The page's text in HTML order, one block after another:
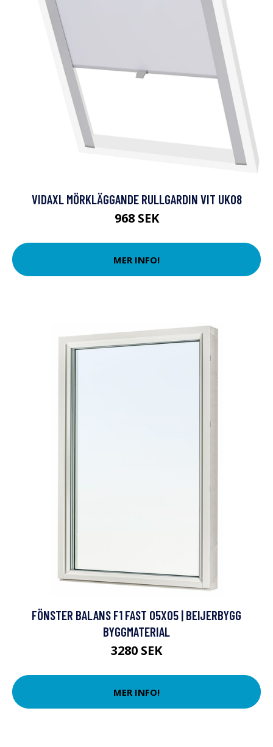
VIDAXL MÖRKLÄGGANDE RULLGARDIN VIT UK08
968 SEK
MER INFO!
FÖNSTER BALANS F1 FAST 05X05 | BEIJERBYGG
BYGGMATERIAL
3280 SEK
MER INFO!